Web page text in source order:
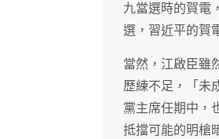
九當選時的賀電
選，習近平的賀
當然，江啟臣雖
歷練不足，「未
黨主席任期中，
抵擋可能的明槍